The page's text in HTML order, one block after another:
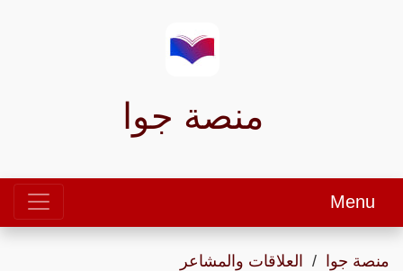
منصة جوا
Menu
منصة جوا
العلاقات والمشاعر